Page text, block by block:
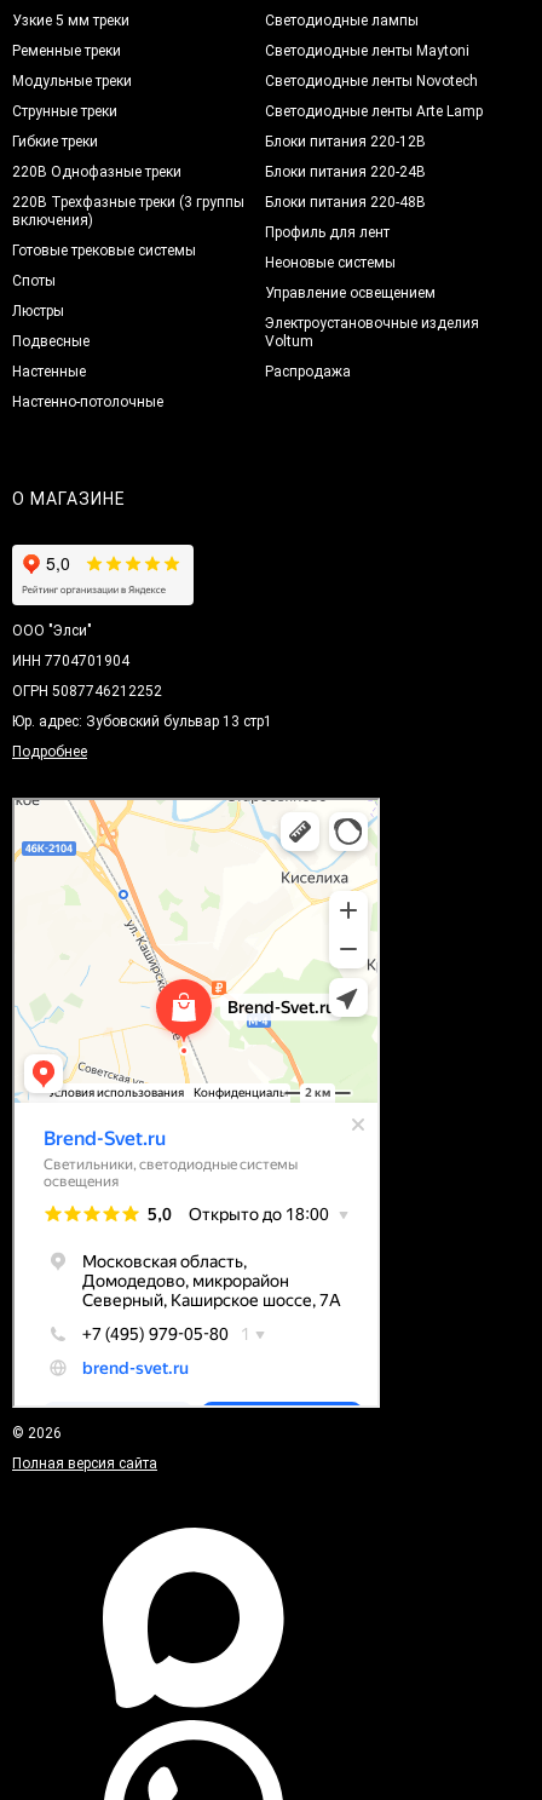
Узкие 5 мм треки
Ременные треки
Модульные треки
Струнные треки
Гибкие треки
220В Однофазные треки
220В Трехфазные треки (3 группы
включения)
Готовые трековые системы
Споты
Люстры
Подвесные
Настенные
Настенно-потолочные
Светодиодные лампы
Светодиодные ленты Maytoni
Светодиодные ленты Novotech
Светодиодные ленты Arte Lamp
Блоки питания 220-12В
Блоки питания 220-24В
Блоки питания 220-48В
Профиль для лент
Неоновые системы
Управление освещением
Электроустановочные изделия
Voltum
Распродажа
О МАГАЗИНЕ
ООО "Элси"
ИНН 7704701904
ОГРН 5087746212252
Юр. адрес: Зубовский бульвар 13 стр1
Подробнее
© 2026
Полная версия сайта